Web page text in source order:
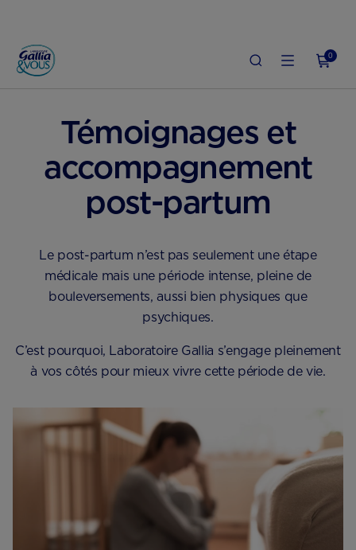
0
ACCUEIL
Témoignages et
accompagnement
post-partum
Le post-partum n’est pas seulement une étape
médicale mais une période intense, pleine de
bouleversements, aussi bien physiques que
psychiques.
C’est pourquoi, Laboratoire Gallia s’engage pleinement
à vos côtés pour mieux vivre cette période de vie.